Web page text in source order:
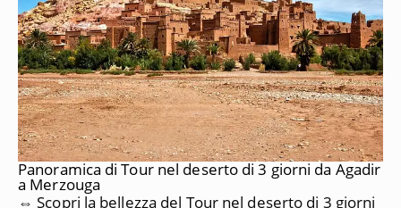
Panoramica di Tour nel deserto di 3 giorni da Agadir
a Merzouga
⇔ Scopri la bellezza del Tour nel deserto di 3 giorni